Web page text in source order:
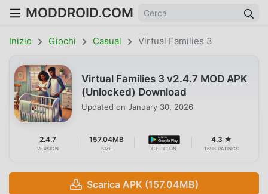
MODDROID.COM
Inizio Giochi Casual Virtual Families 3
Virtual Families 3 v2.4.7 MOD APK
(Unlocked) Download
Updated on January 30, 2026
2.4.7
VERSION
157.04MB
SIZE GET IT ON
4.3 ★
1698 RATINGS
Scarica APK (157.04MB)